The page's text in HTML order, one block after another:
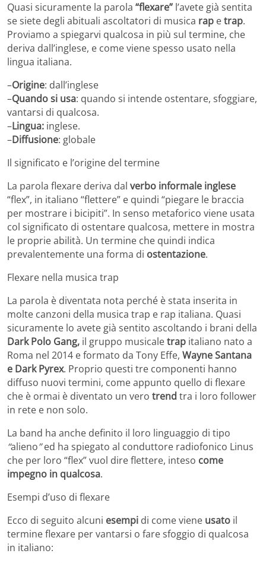
Quasi sicuramente la parola “flexare” l’avete già sentita
se siete degli abituali ascoltatori di musica rap etrap.
Proviamo a spiegarvi qualcosa in più sul termine, che
deriva dall’inglese, e come viene spesso usato nella
lingua italiana.
–Origine: dall’inglese
–Quando si usa: quando si intende ostentare, sfoggiare,
vantarsi di qualcosa.
–Lingua: inglese.
–Diffusione: globale
Il significato e l’origine del termine
La parola flexare deriva dal verbo informale inglese
“flex”, in italiano “flettere” e quindi “piegare le braccia
per mostrare i bicipiti”. In senso metaforico viene usata
col significato di ostentare qualcosa, mettere in mostra
le proprie abilità. Un termine che quindi indica
prevalentemente una forma di ostentazione.
Flexare nella musica trap
La parola è diventata nota perché è stata inserita in
molte canzoni della musica trap e rap italiana. Quasi
sicuramente lo avete già sentito ascoltando i brani della
Dark Polo Gang, il gruppo musicaletrap italiano nato a
Roma nel 2014 e formato da Tony Effe, Wayne Santana
e Dark Pyrex. Proprio questi tre componenti hanno
diffuso nuovi termini, come appunto quello di flexare
che è ormai è diventato un vero trend tra i loro follower
in rete e non solo.
La band ha anche definito il loro linguaggio di tipo
“alieno”ed ha spiegato al conduttore radiofonico Linus
che per loro “flex” vuol dire flettere, inteso come
impegno in qualcosa.
Esempi d’uso di flexare
Ecco di seguito alcuni esempi di come viene usato il
termine flexare per vantarsi o fare sfoggio di qualcosa
in italiano: